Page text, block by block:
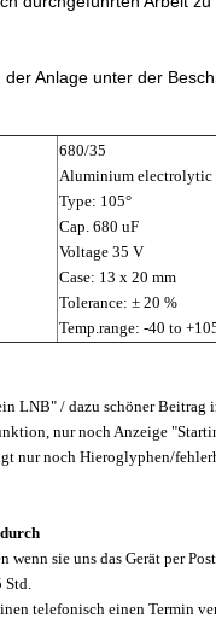
Anlage unter der
680/35
Aluminium electrolytic
Type: 105°
Cap. 680 uF
Voltage 35 V
Case: 13 x 20 mm
Tolerance: ± 20 %
Temp.range: -40 to
LNB" / dazu schöner Beitrag
nur noch Anzeige
nur noch Hieroglyphen/
sie uns das Gerät per
Std.
telefonisch einen Termin